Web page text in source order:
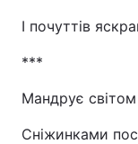
І почуттів
***
Мандрує світом
Сніжинками